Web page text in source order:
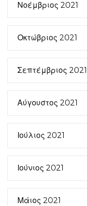
Νοέμβριος 2021
Οκτώβριος 2021
Σεπτέμβριος 2021
Αύγουστος 2021
Ιούλιος 2021
Ιούνιος 2021
Μάιος 2021